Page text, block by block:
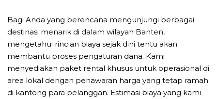
Bagi Anda yang berencana mengunjungi berbagai
destinasi menarik di dalam wilayah Banten,
mengetahui rincian biaya sejak dini tentu akan
membantu proses pengaturan dana. Kami
menyediakan paket rental khusus untuk operasional di
area lokal dengan penawaran harga yang tetap ramah
di kantong para pelanggan. Estimasi biaya yang kami